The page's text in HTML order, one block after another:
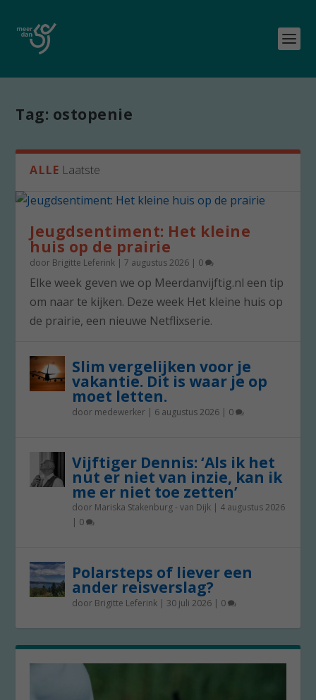
Tag: ostopenie
ALLE Laatste
Jeugdsentiment: Het kleine
huis op de prairie
door Brigitte Leferink |7 augustus 2026 | 0
Elke week geven we op Meerdanvijftig.nl een tip
om naar te kijken. Deze week Het kleine huis op
de prairie, een nieuwe Netflixserie.
Slim vergelijken voor je
vakantie. Dit is waar je op
moet letten.
door medewerker | 6 augustus 2026 | 0
Vijftiger Dennis: ‘Als ik het
nut er niet van inzie, kan ik
me er niet toe zetten’
door Mariska Stakenburg - van Dijk | 4 augustus 2026
| 0
Polarsteps of liever een
ander reisverslag?
door Brigitte Leferink | 30 juli 2026 | 0